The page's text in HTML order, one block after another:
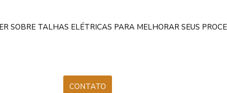
SOBRE TALHAS ELÉTRICAS PARA MELHORAR SEUS
CONTATO